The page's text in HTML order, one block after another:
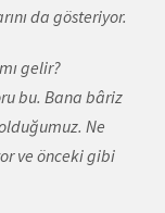
da gösteriyor.
gelir?
bu. Bana bâriz
Ne
ve önceki gibi